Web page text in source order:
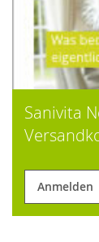
Sanivita
Anmelden